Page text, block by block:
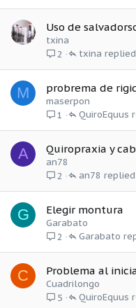
Uso de
txina
2
txina
M probrema de
maserpon
1
QuiroEquus
A Quiropraxia y
an78
2
an78
G Elegir montura
Garabato
2
Garabato
C Problema al
Cuadrilongo
5
QuiroEquus